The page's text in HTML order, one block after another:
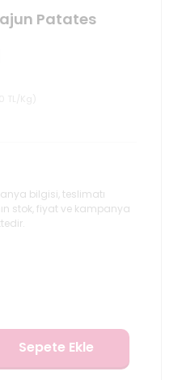
Patates
bilgisi, teslimatı
stok, fiyat ve kampanya
Sepete Ekle